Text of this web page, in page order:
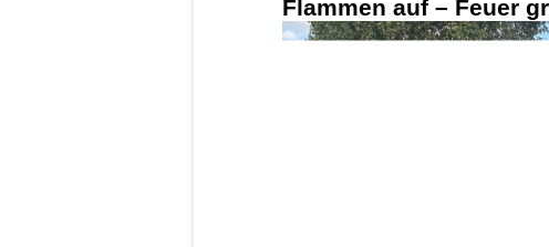
Titan Spezialbewachungen GmbH bietet